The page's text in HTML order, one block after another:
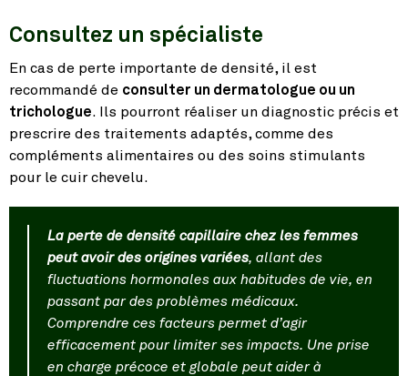
Consultez un spécialiste
En cas de perte importante de densité, il est
recommandé de consulter un dermatologue ou un
trichologue. Ils pourront réaliser un diagnostic précis et
prescrire des traitements adaptés, comme des
compléments alimentaires ou des soins stimulants
pour le cuir chevelu.
La perte de densité capillaire chez les femmes
peut avoir des origines variées, allant des
fluctuations hormonales aux habitudes de vie, en
passant par des problèmes médicaux.
Comprendre ces facteurs permet d’agir
efficacement pour limiter ses impacts. Une prise
en charge précoce et globale peut aider à